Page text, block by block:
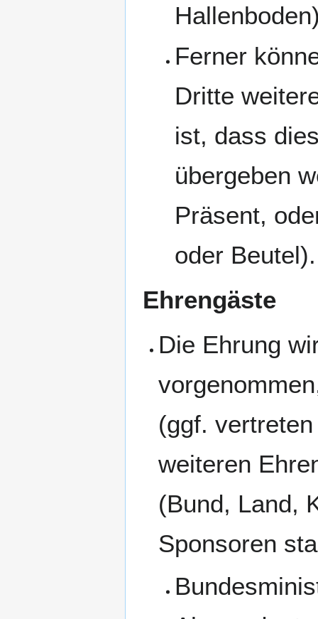
Ferner
Dritte
ist, dass
übergeben
Präsent,
oder Beutel).
Ehrengäste
Die Ehrung
(ggf.
weiteren
(Bund, Land,
Sponsoren